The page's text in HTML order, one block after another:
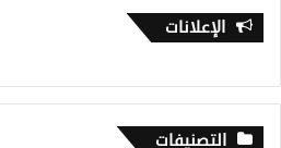
الإعلانات
التصنيفات